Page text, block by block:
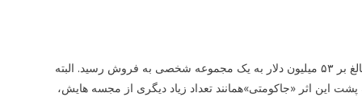
مجسمه نیم تنه برنجی «آلبرتو جاکومتی» هم در تاریخ ماه مه سال ۲۰۱۰ با قیمتی بالغ بر ۵۳ میلیون دلار به یک مجموعه شخصی به فروش رسید. البته
چکش خورد. اندیشه پشت این اثر «جاکومتی»همانند تعداد زیاد دیگری از مجسه هایش،